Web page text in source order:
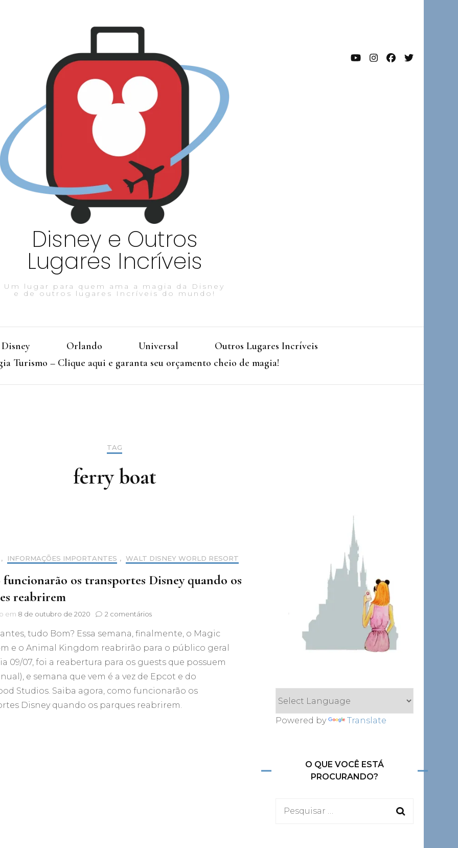
Disney e Outros
Lugares Incríveis
Um lugar para quem ama a magia da Disney
e de outros lugares Incríveis do mundo!
Disney Orlando Universal
Outros Lugares Incríveis
Turismo – Clique aqui e garanta seu orçamento cheio de magia!
TAG
ferry boat
, INFORMAÇÕES IMPORTANTES , WALT DISNEY WORLD RESORT
funcionarão os transportes Disney quando os
reabrirem
em 8 de outubro de 2020 2 comentáriosem
funcionarão
os
transportes
Disney
quando
os
parques
reabrirem
tudo Bom? Essa semana, finalmente, o Magic
e o Animal Kingdom reabrirão para o público geral
09/07, foi a reabertura para os guests que possuem
e semana que vem é a vez de Epcot e do
Studios. Saiba agora, como funcionarão os
Disney quando os parques reabrirem.
Powered by
Translate
O QUE VOCÊ ESTÁ
PROCURANDO?
Pesquisar